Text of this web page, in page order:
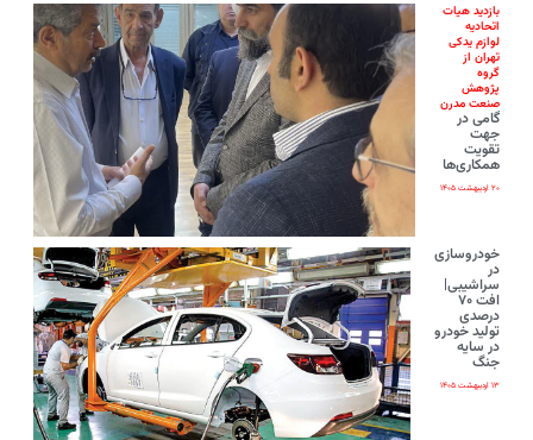
بازدید هیات
اتحادیه
لوازم یدکی
تهران از
گروه
پژوهش
صنعت مدرن
گامی در
جهت
تقویت
همکاری‌ها
۲۰ اردیبهشت ۱۴۰۵
خودروسازی
در
سراشیبی|
افت ۷۰
درصدی
تولید خودرو
در سایه
جنگ
۱۳ اردیبهشت ۱۴۰۵